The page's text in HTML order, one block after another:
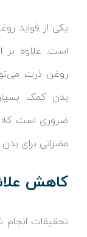
یکی از فواید
است. علاوه بر
روغن ذرت
بدن کمک
ضروری است که
مضراتی برای
کاهش
تحقیقات